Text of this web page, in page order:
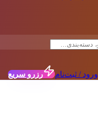
ورود / ثبت‌نام
رزرو سریع